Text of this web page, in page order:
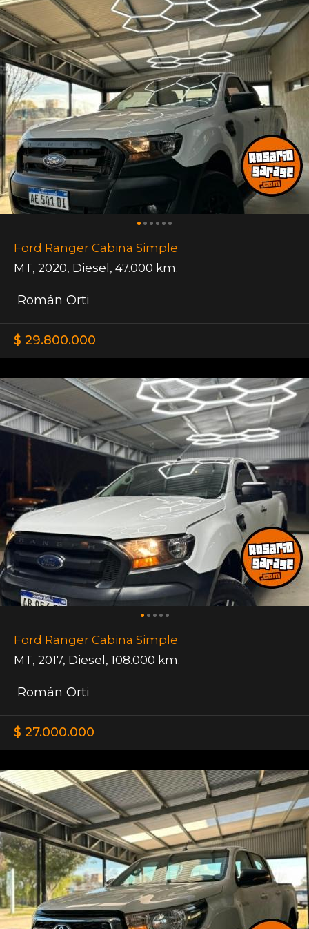
Ford Ranger Cabina Simple
MT, 2020, Diesel, 47.000 km.
Román Orti
$ 29.800.000
Ford Ranger Cabina Simple
MT, 2017, Diesel, 108.000 km.
Román Orti
$ 27.000.000